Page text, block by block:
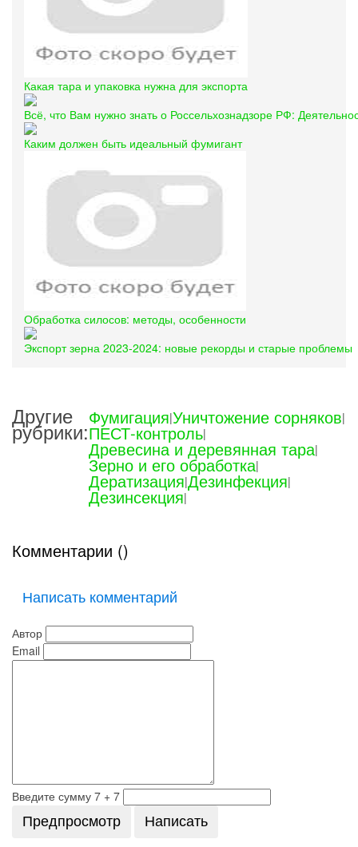
Какая тара и упаковка нужна для экспорта
Всё, что Вам нужно знать о Россельхознадзоре РФ:
Каким должен быть идеальный фумигант
Обработка силосов: методы, особенности
Экспорт зерна 2023-2024: новые рекорды и старые проблемы
Другие
рубрики:
Фумигация|Уничтожение сорняков|
ПЕСТ-контроль|
Древесина и деревянная тара|
Зерно и его обработка|
Дератизация|Дезинфекция|
Дезинсекция|
Комментарии ()
Написать комментарий
Автор
Email
Введите сумму 7 + 7